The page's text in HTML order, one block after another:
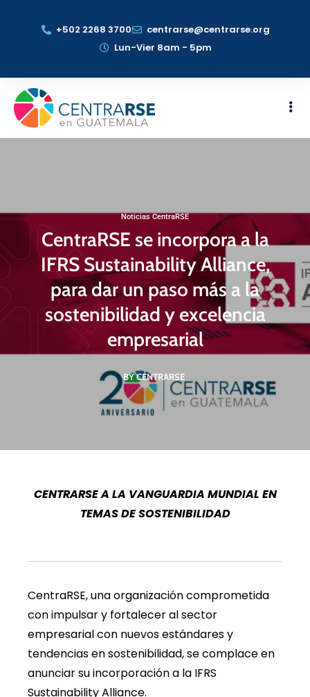
+502 2268 3700
centrarse@centrarse.org
Lun-Vier 8am - 5pm
Noticias CentraRSE
CentraRSE se incorpora a la
IFRS Sustainability Alliance,
para dar un paso más a la
sostenibilidad y excelencia
empresarial
BY CENTRARSE
CENTRARSE A LA VANGUARDIA MUNDIAL EN
TEMAS DE SOSTENIBILIDAD
CentraRSE, una organización comprometida
con impulsar y fortalecer al sector
empresarial con nuevos estándares y
tendencias en sostenibilidad, se complace en
anunciar su incorporación a la IFRS
Sustainability Alliance.